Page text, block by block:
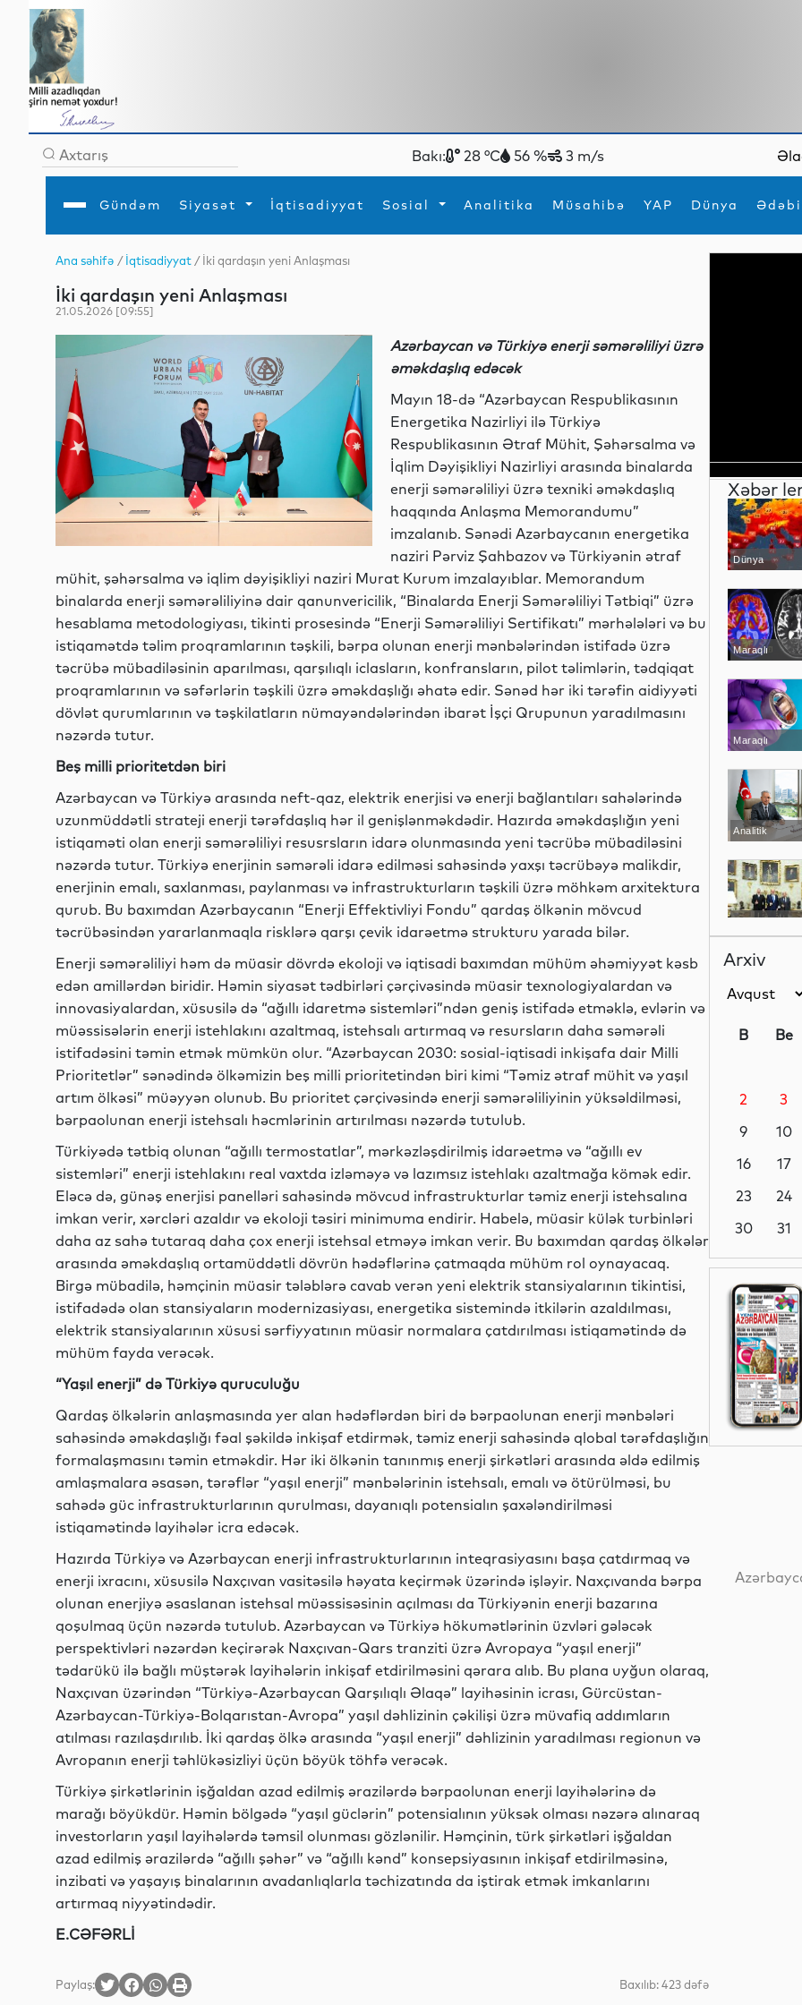
Bakı: 28 °C 56 % 3 m/s
Gündəm Siyasət İqtisadiyyat Sosial Analitika Müsahibə YAP Dünya
Gündəm
İqtisadiyyat
Analitika
Mədəniyyət
Müsahibə
MEDİA
Xarici siyasət
Hadisə
Diaspor
Ana səhifə /İqtisadiyyat / İki qardaşın yeni Anlaşması
İki qardaşın yeni Anlaşması
21.05.2026 [09:55]
Azərbaycan və Türkiyə enerji səmərəliliyi üzrə
əməkdaşlıq edəcək
Mayın 18-də “Azərbaycan Respublikasının
Energetika Nazirliyi ilə Türkiyə
Respublikasının Ətraf Mühit, Şəhərsalma və
İqlim Dəyişikliyi Nazirliyi arasında binalarda
enerji səmərəliliyi üzrə texniki əməkdaşlıq
haqqında Anlaşma Memorandumu”
imzalanıb. Sənədi Azərbaycanın energetika
naziri Pərviz Şahbazov və Türkiyənin ətraf
mühit, şəhərsalma və iqlim dəyişikliyi naziri Murat Kurum imzalayıblar. Memorandum
binalarda enerji səmərəliliyinə dair qanunvericilik, “Binalarda Enerji Səmərəliliyi Tətbiqi” üzrə
hesablama metodologiyası, tikinti prosesində “Enerji Səmərəliliyi Sertifikatı” mərhələləri və bu
istiqamətdə təlim proqramlarının təşkili, bərpa olunan enerji mənbələrindən istifadə üzrə
təcrübə mübadiləsinin aparılması, qarşılıqlı iclasların, konfransların, pilot təlimlərin, tədqiqat
proqramlarının və səfərlərin təşkili üzrə əməkdaşlığı əhatə edir. Sənəd hər iki tərəfin aidiyyəti
dövlət qurumlarının və təşkilatların nümayəndələrindən ibarət İşçi Qrupunun yaradılmasını
nəzərdə tutur.
Beş milli prioritetdən biri
Azərbaycan və Türkiyə arasında neft-qaz, elektrik enerjisi və enerji bağlantıları sahələrində
uzunmüddətli strateji enerji tərəfdaşlıq hər il genişlənməkdədir. Hazırda əməkdaşlığın yeni
istiqaməti olan enerji səmərəliliyi resusrsların idarə olunmasında yeni təcrübə mübadiləsini
nəzərdə tutur. Türkiyə enerjinin səmərəli idarə edilməsi sahəsində yaxşı təcrübəyə malikdir,
enerjinin emalı, saxlanması, paylanması və infrastrukturların təşkili üzrə möhkəm arxitektura
qurub. Bu baxımdan Azərbaycanın “Enerji Effektivliyi Fondu” qardaş ölkənin mövcud
təcrübəsindən yararlanmaqla risklərə qarşı çevik idarəetmə strukturu yarada bilər.
Enerji səmərəliliyi həm də müasir dövrdə ekoloji və iqtisadi baxımdan mühüm əhəmiyyət kəsb
edən amillərdən biridir. Həmin siyasət tədbirləri çərçivəsində müasir texnologiyalardan və
innovasiyalardan, xüsusilə də “ağıllı idaretmə sistemləri”ndən geniş istifadə etməklə, evlərin və
müəssisələrin enerji istehlakını azaltmaq, istehsalı artırmaq və resursların daha səmərəli
istifadəsini təmin etmək mümkün olur. “Azərbaycan 2030: sosial-iqtisadi inkişafa dair Milli
Prioritetlər” sənədində ölkəmizin beş milli prioritetindən biri kimi “Təmiz ətraf mühit və yaşıl
artım ölkəsi” müəyyən olunub. Bu prioritet çərçivəsində enerji səmərəliliyinin yüksəldilməsi,
bərpaolunan enerji istehsalı həcmlərinin artırılması nəzərdə tutulub.
Türkiyədə tətbiq olunan “ağıllı termostatlar”, mərkəzləşdirilmiş idarəetmə və “ağıllı ev
sistemləri” enerji istehlakını real vaxtda izləməyə və lazımsız istehlakı azaltmağa kömək edir.
Eləcə də, günəş enerjisi panelləri sahəsində mövcud infrastrukturlar təmiz enerji istehsalına
imkan verir, xərcləri azaldır və ekoloji təsiri minimuma endirir. Habelə, müasir külək turbinləri
daha az sahə tutaraq daha çox enerji istehsal etməyə imkan verir. Bu baxımdan qardaş ölkələr
arasında əməkdaşlıq ortamüddətli dövrün hədəflərinə çatmaqda mühüm rol oynayacaq.
Birgə mübadilə, həmçinin müasir tələblərə cavab verən yeni elektrik stansiyalarının tikintisi,
istifadədə olan stansiyaların modernizasiyası, energetika sistemində itkilərin azaldılması,
elektrik stansiyalarının xüsusi sərfiyyatının müasir normalara çatdırılması istiqamətində də
mühüm fayda verəcək.
“Yaşıl enerji” də Türkiyə quruculuğu
Qardaş ölkələrin anlaşmasında yer alan hədəflərdən biri də bərpaolunan enerji mənbələri
sahəsində əməkdaşlığı fəal şəkildə inkişaf etdirmək, təmiz enerji sahəsində qlobal tərəfdaşlığın
formalaşmasını təmin etməkdir. Hər iki ölkənin tanınmış enerji şirkətləri arasında əldə edilmiş
amlaşmalara əsasən, tərəflər “yaşıl enerji” mənbələrinin istehsalı, emalı və ötürülməsi, bu
sahədə güc infrastrukturlarının qurulması, dayanıqlı potensialın şaxələndirilməsi
istiqamətində layihələr icra edəcək.
Hazırda Türkiyə və Azərbaycan enerji infrastrukturlarının inteqrasiyasını başa çatdırmaq və
enerji ixracını, xüsusilə Naxçıvan vasitəsilə həyata keçirmək üzərində işləyir. Naxçıvanda bərpa
olunan enerjiyə əsaslanan istehsal müəssisəsinin açılması da Türkiyənin enerji bazarına
qoşulmaq üçün nəzərdə tutulub. Azərbaycan və Türkiyə hökumətlərinin üzvləri gələcək
perspektivləri nəzərdən keçirərək Naxçıvan-Qars tranziti üzrə Avropaya “yaşıl enerji”
tədarükü ilə bağlı müştərək layihələrin inkişaf etdirilməsini qərara alıb. Bu plana uyğun olaraq,
Naxçıvan üzərindən “Türkiyə-Azərbaycan Qarşılıqlı Əlaqə” layihəsinin icrası, Gürcüstan-
Azərbaycan-Türkiyə-Bolqarıstan-Avropa” yaşıl dəhlizinin çəkilişi üzrə müvafiq addımların
atılması razılaşdırılıb. İki qardaş ölkə arasında “yaşıl enerji” dəhlizinin yaradılması regionun və
Avropanın enerji təhlükəsizliyi üçün böyük töhfə verəcək.
Türkiyə şirkətlərinin işğaldan azad edilmiş ərazilərdə bərpaolunan enerji layihələrinə də
marağı böyükdür. Həmin bölgədə “yaşıl güclərin” potensialının yüksək olması nəzərə alınaraq
investorların yaşıl layihələrdə təmsil olunması gözlənilir. Həmçinin, türk şirkətləri işğaldan
azad edilmiş ərazilərdə “ağıllı şəhər” və “ağıllı kənd” konsepsiyasının inkişaf etdirilməsinə,
inzibati və yaşayış binalarının avadanlıqlarla təchizatında da iştirak etmək imkanlarını
artırmaq niyyətindədir.
E.CƏFƏRLİ
Paylaş: Baxılıb: 423 dəfə
Xəbər
Dünya
Maraqlı
Maraqlı
Analitik
Siyasət
Siyasət
Dünya
Dünya
Dünya
Arxiv
B Be
2
3
9
10
16
17
23
24
30
31